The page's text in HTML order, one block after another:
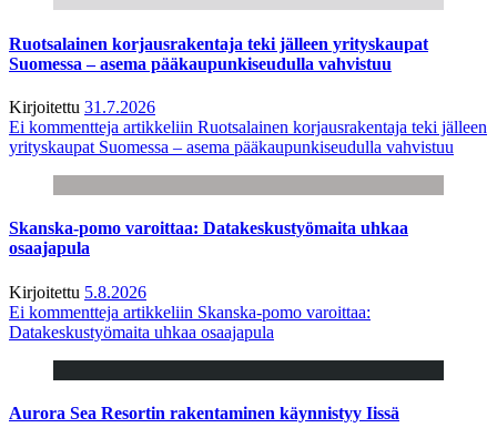
Ruotsalainen korjausrakentaja teki jälleen yrityskaupat
Suomessa – asema pääkaupunkiseudulla vahvistuu
Kirjoitettu 31.7.2026
Ei kommentteja artikkeliin Ruotsalainen korjausrakentaja teki jälleen
yrityskaupat Suomessa – asema pääkaupunkiseudulla vahvistuu
Skanska-pomo varoittaa: Datakeskustyömaita uhkaa
osaajapula
Kirjoitettu 5.8.2026
Ei kommentteja artikkeliin Skanska-pomo varoittaa:
Datakeskustyömaita uhkaa osaajapula
Aurora Sea Resortin rakentaminen käynnistyy Iissä